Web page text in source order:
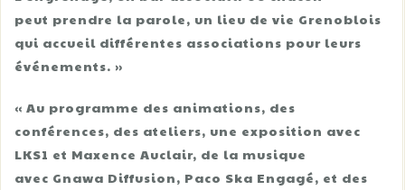
peut prendre la parole, un lieu de vie Grenoblois
qui accueil différentes associations pour leurs
événements. »
« Au programme des animations, des
conférences, des ateliers, une exposition avec
LKS1 et Maxence Auclair, de la musique
avec Gnawa Diffusion, Paco Ska Engagé, et des